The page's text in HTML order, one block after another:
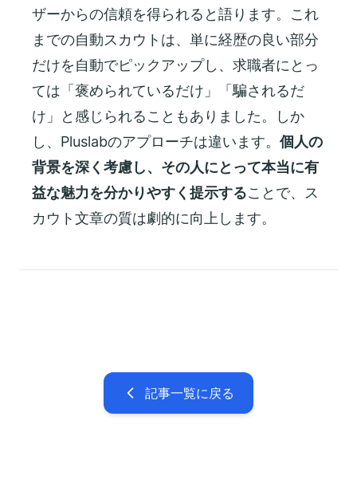
ザーからの信頼を得られると語ります。これ
までの自動スカウトは、単に経歴の良い部分
だけを自動でピックアップし、求職者にとっ
ては「褒められているだけ」「騙されるだ
け」と感じられることもありました。しか
し、Pluslabのアプローチは違います。 個人の
背景を深く考慮し、その人にとって本当に有
益な魅力を分かりやすく提示することで、ス
カウト文章の質は劇的に向上します。
記事一覧に戻る